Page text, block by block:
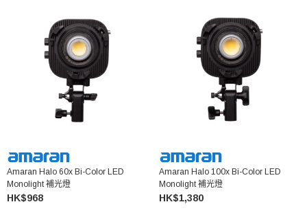
Amaran Halo 60x Bi-Color LED
Monolight 補光燈
HK$968
Amaran Halo 100x Bi-Color LED
Monolight 補光燈
HK$1,380